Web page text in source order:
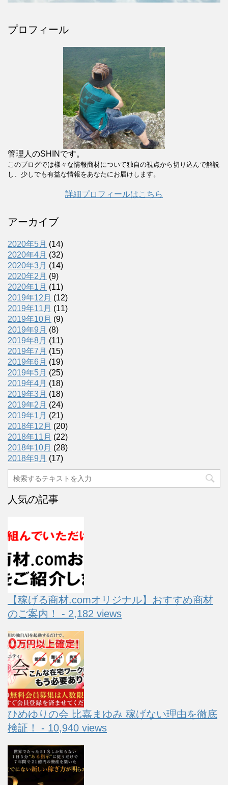
プロフィール
管理人のSHINです。
このブログでは様々な情報商材について独自の視点から切り込んで解説
し、少しでも有益な情報をあなたにお届けします。
詳細プロフィールはこちら
アーカイブ
2020年5月 (14)
2020年4月 (32)
2020年3月 (14)
2020年2月 (9)
2020年1月 (11)
2019年12月 (12)
2019年11月 (11)
2019年10月 (9)
2019年9月 (8)
2019年8月 (11)
2019年7月 (15)
2019年6月 (19)
2019年5月 (25)
2019年4月 (18)
2019年3月 (18)
2019年2月 (24)
2019年1月 (21)
2018年12月 (20)
2018年11月 (22)
2018年10月 (28)
2018年9月 (17)
人気の記事
【稼げる商材.comオリジナル】おすすめ商材
のご案内！ - 2,182 views
ひめゆりの会 比嘉まゆみ 稼げない理由を徹底
検証！ - 10,940 views